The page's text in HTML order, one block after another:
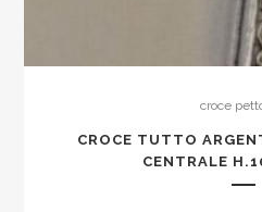
croce
CROCE TUTTO
CENTRALE